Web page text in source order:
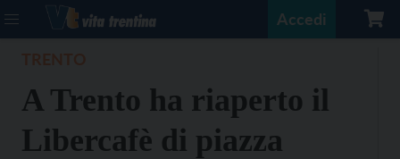
Accedi
A Trento ha riaperto il
Libercafè di piazza